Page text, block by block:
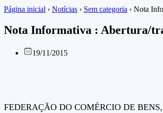
Página inicial › Notícias › Sem categoria › Nota
Nota Informativa : Abertura/
19/11/2015
FEDERAÇÃO DO COMÉRCIO DE